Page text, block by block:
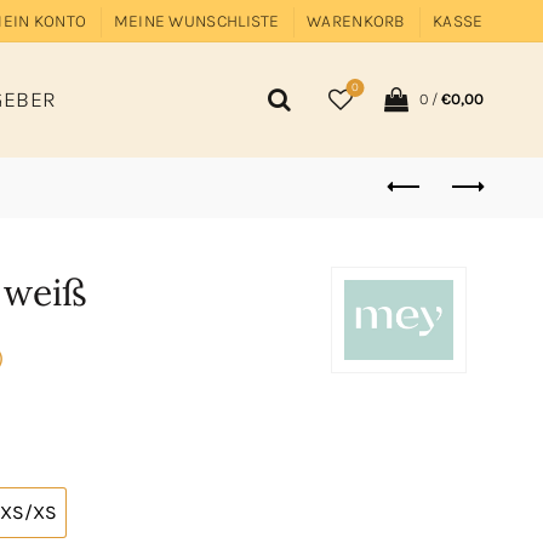
KONTO MEINE WUNSCHLISTE WARENKORB KASSE
0
0 / €0,00
weiß
XS